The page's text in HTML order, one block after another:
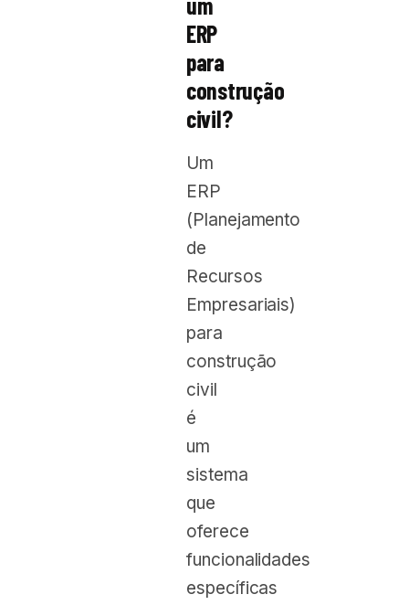
ERP
para
construção
civil?
Um
ERP
(Planejamento
de
Recursos
Empresariais)
para
construção
civil
é
um
sistema
que
oferece
funcionalidades
específicas